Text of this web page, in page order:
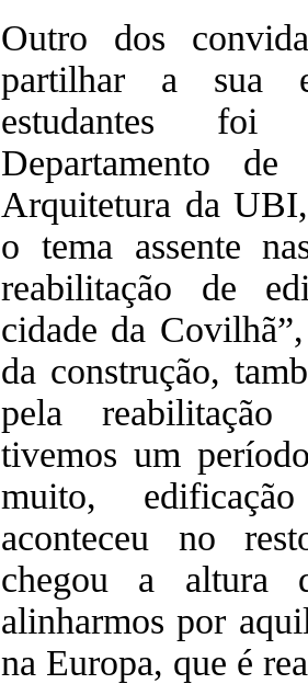
Outro dos
partilhar a sua
estudantes
Departamento
Arquitetura da
o tema assente
reabilitação de
cidade da
da construção,
pela
tivemos um
muito,
aconteceu no
chegou a altura
alinharmos por
na Europa, que é